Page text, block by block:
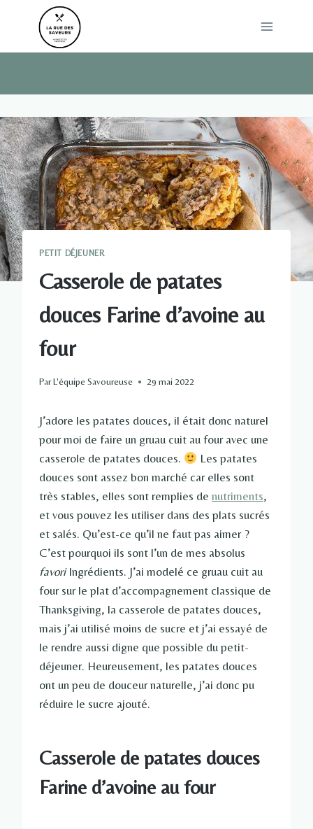
PETIT DÉJEUNER
Casserole de patates
douces Farine d’avoine au
four
ParL'équipe Savoureuse 29 mai 2022
J’adore les patates douces, il était donc naturel
pour moi de faire un gruau cuit au four avec une
casserole de patates douces.
Les patates
douces sont assez bon marché car elles sont
très stables, elles sont remplies de nutriments,
et vous pouvez les utiliser dans des plats sucrés
et salés. Qu’est-ce qu’il ne faut pas aimer ?
C’est pourquoi ils sont l’un de mes absolus
favoriIngrédients. J’ai modelé ce gruau cuit au
four sur le plat d’accompagnement classique de
Thanksgiving, la casserole de patates douces,
mais j’ai utilisé moins de sucre et j’ai essayé de
le rendre aussi digne que possible du petit-
déjeuner. Heureusement, les patates douces
ont un peu de douceur naturelle, j’ai donc pu
réduire le sucre ajouté.
Casserole de patates douces
Farine d’avoine au four